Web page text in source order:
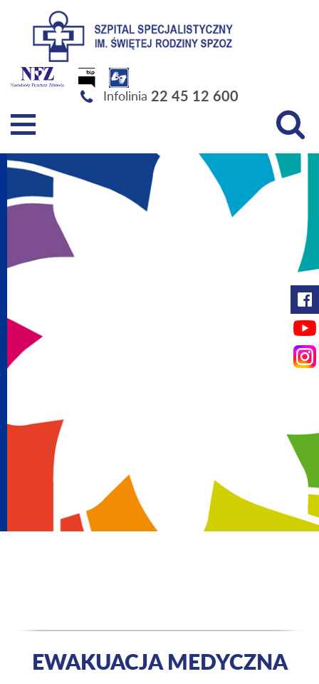
Szpital Specjalistyczny im. Świętej Rodziny SPZOZ
Infolinia 22 45 12 600
EWAKUACJA MEDYCZNA